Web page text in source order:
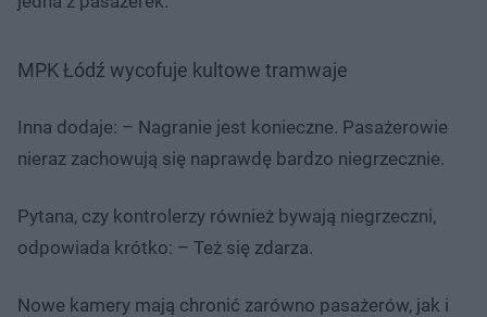
MPK Łódź wycofuje kultowe tramwaje
Inna dodaje: – Nagranie jest konieczne. Pasażerowie
nieraz zachowują się naprawdę bardzo niegrzecznie.
Pytana, czy kontrolerzy również bywają niegrzeczni,
odpowiada krótko: – Też się zdarza.
Nowe kamery mają chronić zarówno pasażerów, jak i